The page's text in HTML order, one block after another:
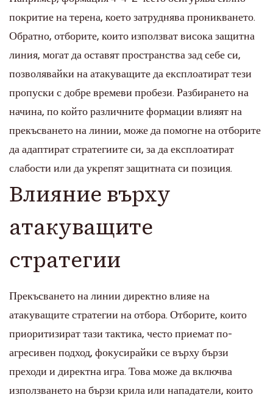
покритие на терена, което затруднява проникването.
Обратно, отборите, които използват висока защитна
линия, могат да оставят пространства зад себе си,
позволявайки на атакуващите да експлоатират тези
пропуски с добре времеви пробези. Разбирането на
начина, по който различните формации влияят на
прекъсването на линии, може да помогне на отборите
да адаптират стратегиите си, за да експлоатират
слабости или да укрепят защитната си позиция.
Влияние върху
атакуващите
стратегии
Прекъсването на линии директно влияе на
атакуващите стратегии на отбора. Отборите, които
приоритизират тази тактика, често приемат по-
агресивен подход, фокусирайки се върху бързи
преходи и директна игра. Това може да включва
използването на бързи крила или нападатели, които